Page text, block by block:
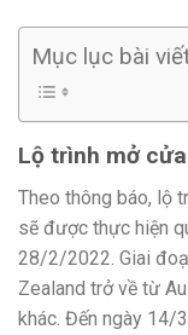
Mục lục bài
Lộ trình mở
Theo thông báo, lộ
sẽ được thực hiện
28/2/2022. Giai
Zealand trở về từ
khác. Đến ngày 14/